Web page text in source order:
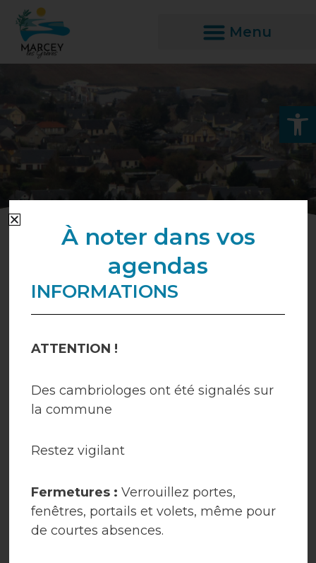
Ouvrir
contenu
Droits et démarches
Plan
Centre de loisirs
À noter dans vos
agendas
INFORMATIONS
ATTENTION !
Des cambriologes ont été signalés sur
la commune
Restez vigilant
Fermetures : Verrouillez portes,
fenêtres, portails et volets, même pour
de courtes absences.